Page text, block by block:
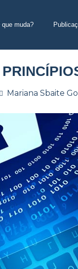
que muda?
Mariana Sbaite